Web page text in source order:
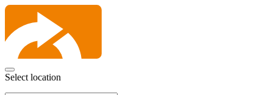
Select location